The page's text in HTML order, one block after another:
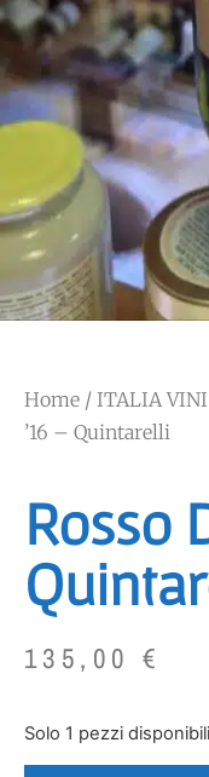
Home / ITALIA VINI
’16 – Quintarelli
Rosso
135,00 €
Solo 1 pezzi disponibili